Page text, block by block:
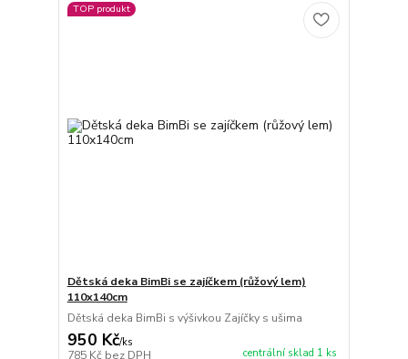
TOP produkt
Dětská deka BimBi se zajíčkem (růžový lem)
110x140cm
Dětská deka BimBi s výšivkou Zajíčky s ušima
950 Kč/ks
785 Kč bez DPH centrální sklad 1 ks